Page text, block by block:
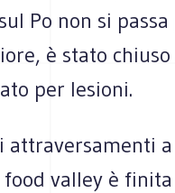
Po non si
è stato
per lesioni.
valley è